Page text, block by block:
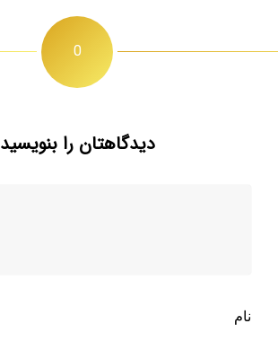
0
دیدگاهتان را بنویسید
نام